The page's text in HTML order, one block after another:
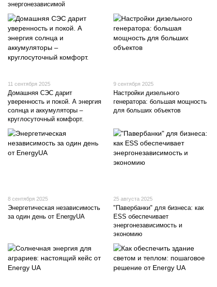
энергонезависимой
11 сентября 2025
Домашняя СЭС дарит
уверенность и покой. А энергия
солнца и аккумуляторы –
круглосуточный комфорт.
9 сентября 2025
Настройки дизельного
генератора: большая мощность
для больших объектов
8 сентября 2025
Энергетическая независимость
за один день от EnergyUA
25 августа 2025
"Павербанки" для бизнеса: как
ESS обеспечивает
энергонезависимость и
экономию